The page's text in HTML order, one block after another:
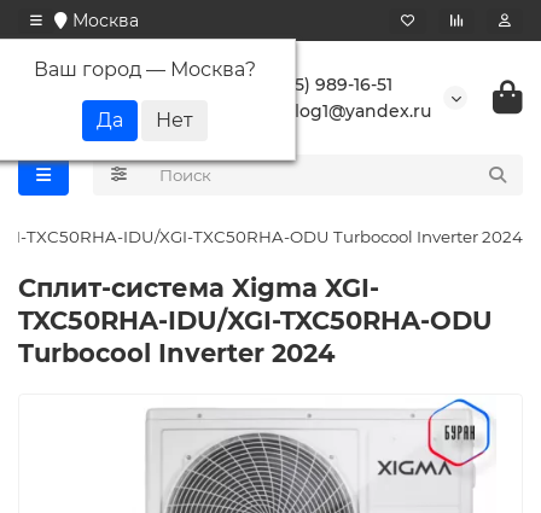
Москва
Ваш город — Москва?
+7 (495) 989-16-51
buranlog1@yandex.ru
TXC50RHA-IDU/XGI-TXC50RHA-ODU Turbocool Inverter 2024
Сплит-система Xigma XGI-
TXC50RHA-IDU/XGI-TXC50RHA-ODU
Turbocool Inverter 2024